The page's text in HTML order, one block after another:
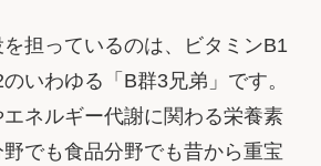
担っているのは、ビタミンB1
いわゆる「B群3兄弟」です。
ネルギー代謝に関わる栄養素
でも食品分野でも昔から重宝